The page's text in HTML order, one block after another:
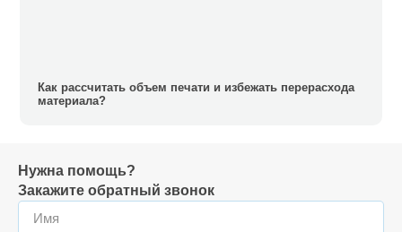
Как рассчитать объем печати и избежать перерасхода
материала?
Нужна помощь?
Закажите обратный звонок